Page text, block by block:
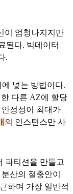
이 엄청나지지만
된다. 빅데이터
.
넣는 방법이다.
다른 AZ에 할당
정성이 최대가
의 인스턴스만 사
파티션을 만들고
산의 절충안이
하며 가장 일반적